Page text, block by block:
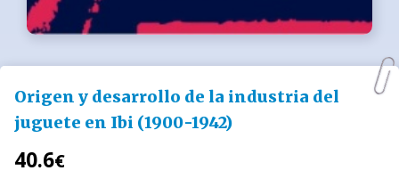
Origen y desarrollo de la industria del
juguete en Ibi (1900-1942)
40.6€